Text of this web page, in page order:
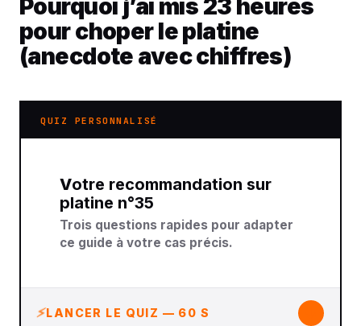
Pourquoi j’ai mis 23 heures
pour choper le platine
(anecdote avec chiffres)
QUIZ PERSONNALISÉ
Votre recommandation sur
platine n°35
Trois questions rapides pour adapter
ce guide à votre cas précis.
LANCER LE QUIZ — 60 S